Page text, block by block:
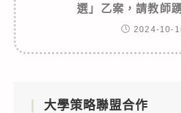
選」乙案，請教師
2024-10-
大學策略聯盟合作